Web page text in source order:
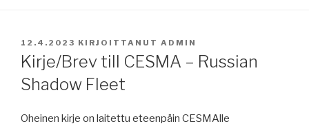
JULKAISTU
12.4.2023 KIRJOITTANUT ADMIN
Kirje/Brev till CESMA – Russian
Shadow Fleet
Oheinen kirje on laitettu eteenpäin CESMAlle